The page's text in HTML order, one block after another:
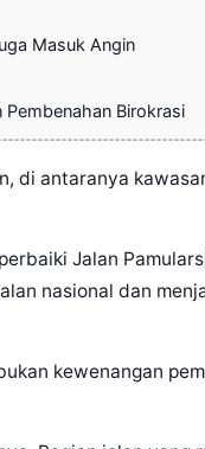
Masuk Angin
Pembenahan Birokrasi
di antaranya
Jalan
nasional dan
kewenangan